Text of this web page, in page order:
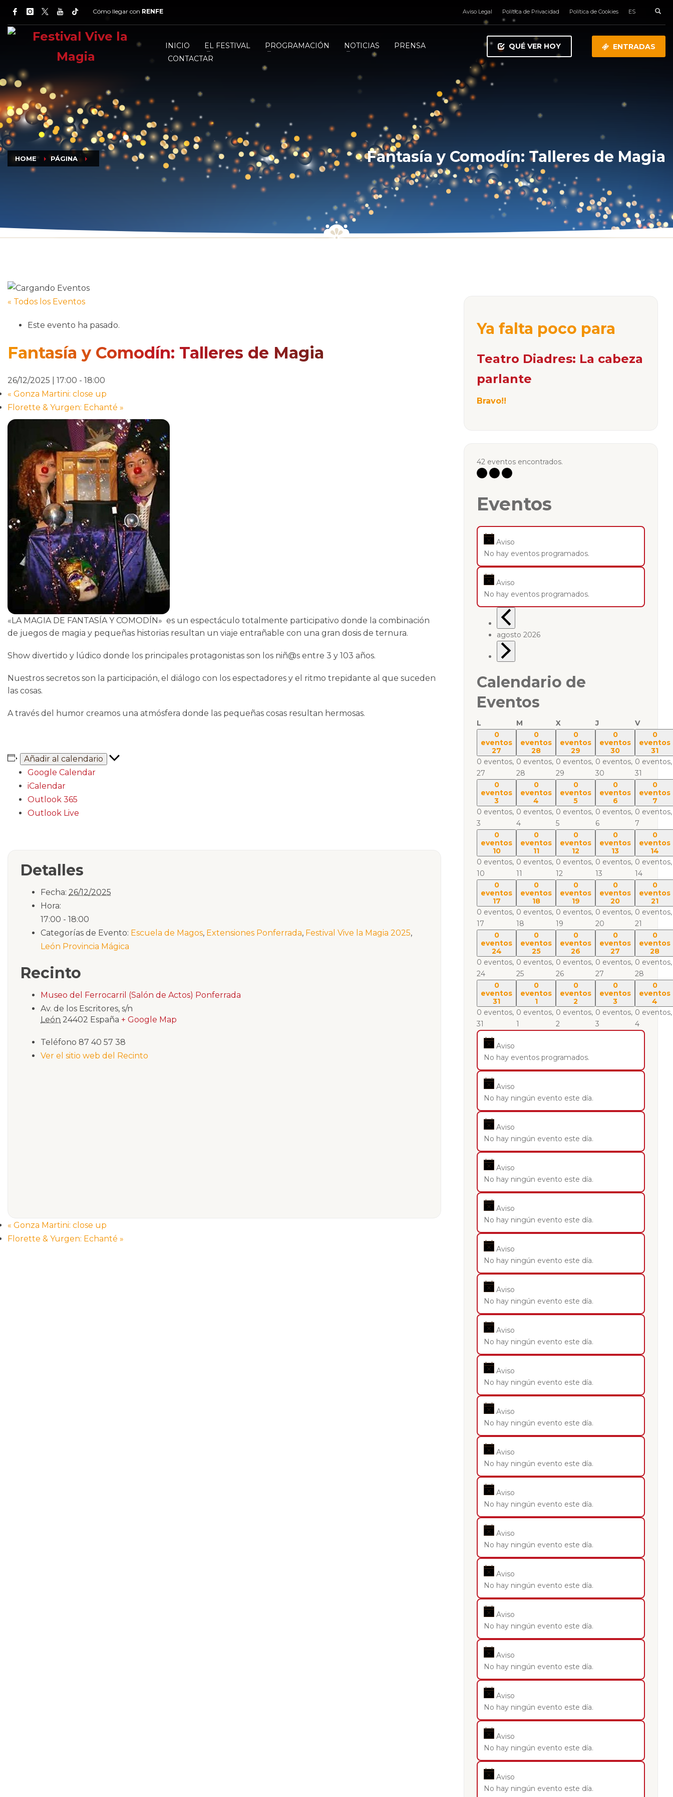
Cómo llegar con RENFE Aviso Legal Política de Privacidad Política de Cookies ES
INICIO EL FESTIVAL PROGRAMACIÓN NOTICIAS
PRENSA
CONTACTAR
QUÉ VER HOY ENTRADAS
HOME PÁGINA Fantasía y Comodín: Talleres de Magia
« Todos los Eventos
Este evento ha pasado.
Fantasía y Comodín: Talleres de Magia
26/12/2025 | 17:00 - 18:00
« Gonza Martini: close up
Florette & Yurgen: Echanté »
«LA MAGIA DE FANTASÍA Y COMODÍN» es un espectáculo totalmente participativo donde la combinación
de juegos de magia y pequeñas historias resultan un viaje entrañable con una gran dosis de ternura.
Show divertido y lúdico donde los principales protagonistas son los niñ@s entre 3 y 103 años.
Nuestros secretos son la participación, el diálogo con los espectadores y el ritmo trepidante al que suceden
las cosas.
A través del humor creamos una atmósfera donde las pequeñas cosas resultan hermosas.
Añadir al calendario
Google Calendar
iCalendar
Outlook 365
Outlook Live
Detalles
Fecha: 26/12/2025
Hora:
17:00 - 18:00
Categorías de Evento: Escuela de Magos, Extensiones Ponferrada, Festival Vive la Magia 2025,
León Provincia Mágica
Recinto
Museo del Ferrocarril (Salón de Actos) Ponferrada
Av. de los Escritores, s/n
León 24402 España + Google Map
Teléfono 87 40 57 38
Ver el sitio web del Recinto
« Gonza Martini: close up
Florette & Yurgen: Echanté »
Ya falta poco para
Teatro Diadres: La cabeza
parlante
Bravo!!
42 eventos encontrados.
Eventos
Aviso
No hay eventos programados.
Aviso
No hay eventos programados.
agosto 2026
Calendario de
Eventos
L M X J
V
0
eventos
27
0 eventos,
27
0
eventos
28
0 eventos,
28
0
eventos
29
0 eventos,
29
0
eventos
30
0 eventos,
30
0
eventos
31
0 eventos,
31
0
eventos
3
0 eventos,
3
0
eventos
4
0 eventos,
4
0
eventos
5
0 eventos,
5
0
eventos
6
0 eventos,
6
0
eventos
7
0 eventos,
7
0
eventos
10
0 eventos,
10
0
eventos
11
0 eventos,
11
0
eventos
12
0 eventos,
12
0
eventos
13
0 eventos,
13
0
eventos
14
0 eventos,
14
0
eventos
17
0 eventos,
17
0
eventos
18
0 eventos,
18
0
eventos
19
0 eventos,
19
0
eventos
20
0 eventos,
20
0
eventos
21
0 eventos,
21
0
eventos
24
0 eventos,
24
0
eventos
25
0 eventos,
25
0
eventos
26
0 eventos,
26
0
eventos
27
0 eventos,
27
0
eventos
28
0 eventos,
28
0
eventos
31
0 eventos,
31
0
eventos
1
0 eventos,
1
0
eventos
2
0 eventos,
2
0
eventos
3
0 eventos,
3
0
eventos
4
0 eventos,
4
Aviso
No hay eventos programados.
Aviso
No hay ningún evento este día.
Aviso
No hay ningún evento este día.
Aviso
No hay ningún evento este día.
Aviso
No hay ningún evento este día.
Aviso
No hay ningún evento este día.
Aviso
No hay ningún evento este día.
Aviso
No hay ningún evento este día.
Aviso
No hay ningún evento este día.
Aviso
No hay ningún evento este día.
Aviso
No hay ningún evento este día.
Aviso
No hay ningún evento este día.
Aviso
No hay ningún evento este día.
Aviso
No hay ningún evento este día.
Aviso
No hay ningún evento este día.
Aviso
No hay ningún evento este día.
Aviso
No hay ningún evento este día.
Aviso
No hay ningún evento este día.
Aviso
No hay ningún evento este día.